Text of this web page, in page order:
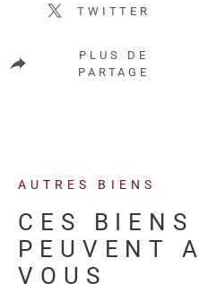
TWITTER
PLUS DE
PARTAGE
AUTRES BIENS
CES BIENS
PEUVENT
VOUS